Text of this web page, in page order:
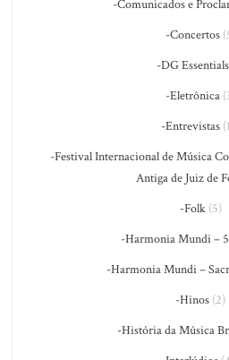
-Comunicados e
-Concertos
-DG Essentials
-Eletrônica
-Entrevistas
-Festival Internacional de Música
Antiga de Juiz de
-Folk(5)
-Harmonia Mundi –
-Harmonia Mundi –
-Hinos (2)
-História da Música